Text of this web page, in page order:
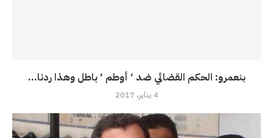
بنعمرو: الحكم القضائي ضد ‘ أوطم ‘ باطل وهذا ردنا...
4 يناير، 2017